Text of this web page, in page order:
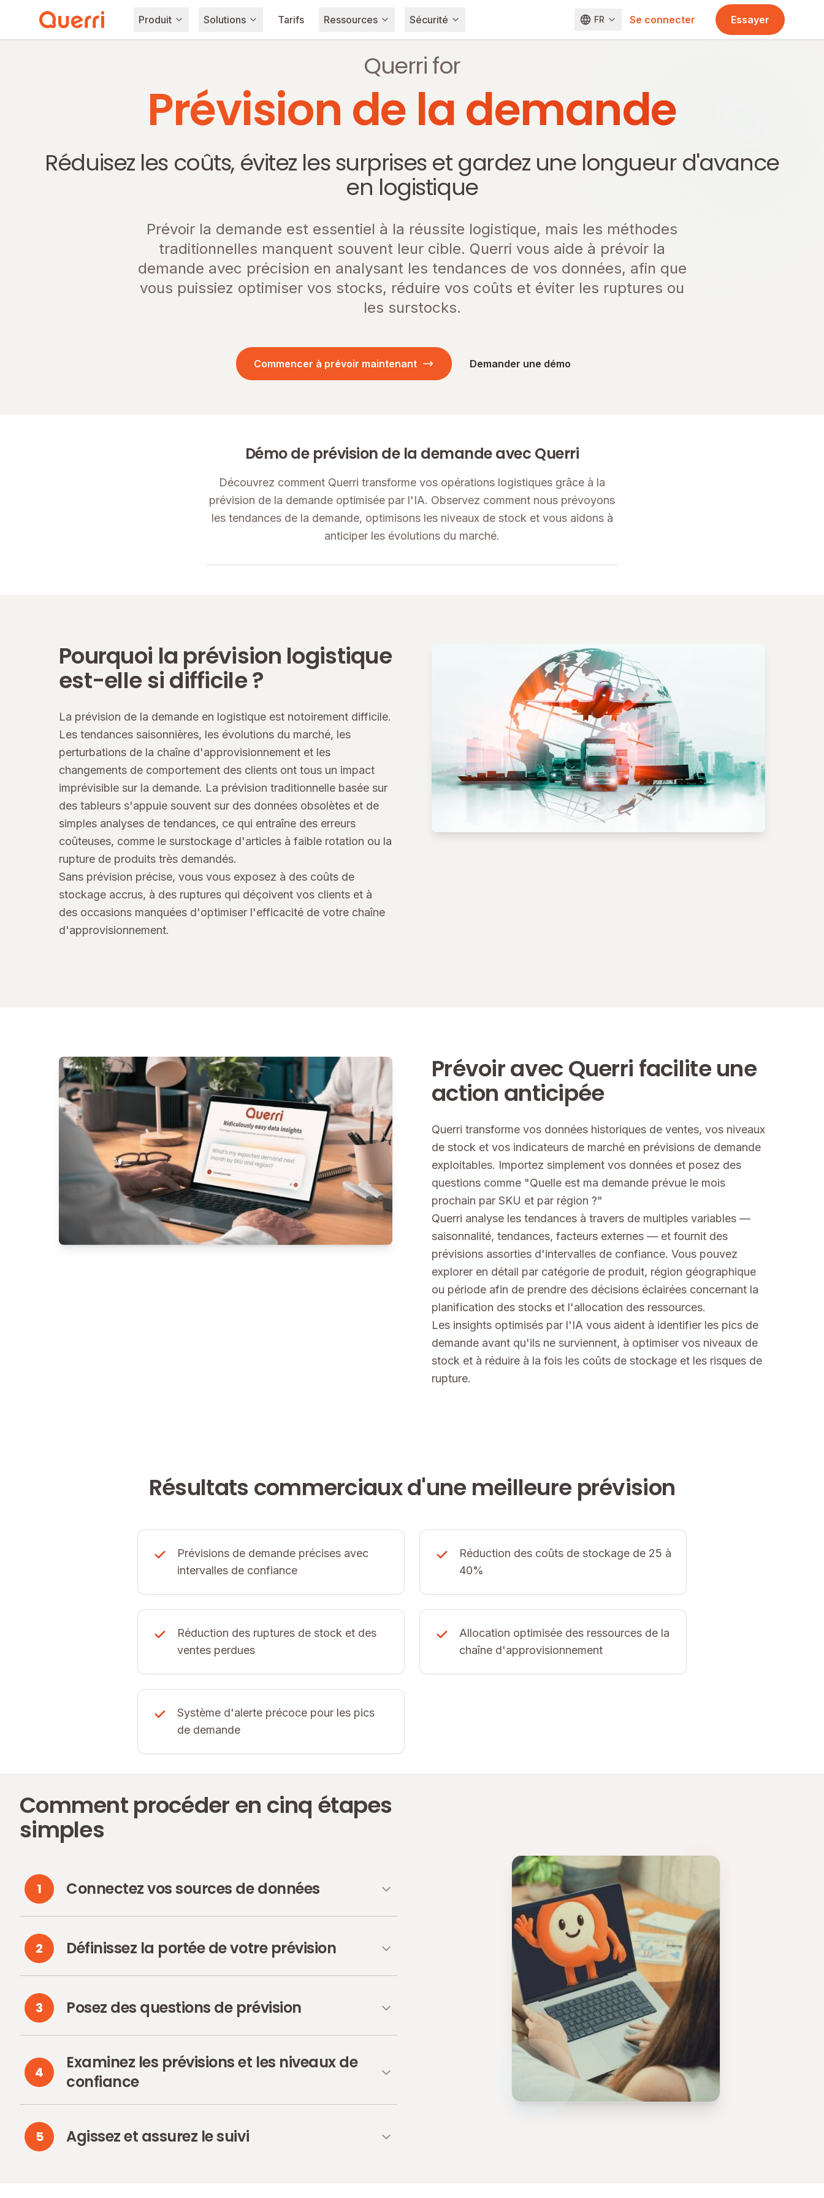
Produit Solutions Tarifs Ressources Sécurité FR Se connecter Essayer
Querri for
Prévision de la demande
Réduisez les coûts, évitez les surprises et gardez une longueur d'avance
en logistique
Prévoir la demande est essentiel à la réussite logistique, mais les méthodes
traditionnelles manquent souvent leur cible. Querri vous aide à prévoir la
demande avec précision en analysant les tendances de vos données, afin que
vous puissiez optimiser vos stocks, réduire vos coûts et éviter les ruptures ou
les surstocks.
Commencer à prévoir maintenant Demander une démo
Démo de prévision de la demande avec Querri
Découvrez comment Querri transforme vos opérations logistiques grâce à la
prévision de la demande optimisée par l'IA. Observez comment nous prévoyons
les tendances de la demande, optimisons les niveaux de stock et vous aidons à
anticiper les évolutions du marché.
Pourquoi la prévision logistique
est-elle si difficile ?
La prévision de la demande en logistique est notoirement difficile.
Les tendances saisonnières, les évolutions du marché, les
perturbations de la chaîne d'approvisionnement et les
changements de comportement des clients ont tous un impact
imprévisible sur la demande. La prévision traditionnelle basée sur
des tableurs s'appuie souvent sur des données obsolètes et de
simples analyses de tendances, ce qui entraîne des erreurs
coûteuses, comme le surstockage d'articles à faible rotation ou la
rupture de produits très demandés.
Sans prévision précise, vous vous exposez à des coûts de
stockage accrus, à des ruptures qui déçoivent vos clients et à
des occasions manquées d'optimiser l'efficacité de votre chaîne
d'approvisionnement.
Prévoir avec Querri facilite une
action anticipée
Querri transforme vos données historiques de ventes, vos niveaux
de stock et vos indicateurs de marché en prévisions de demande
exploitables. Importez simplement vos données et posez des
questions comme "Quelle est ma demande prévue le mois
prochain par SKU et par région ?"
Querri analyse les tendances à travers de multiples variables —
saisonnalité, tendances, facteurs externes — et fournit des
prévisions assorties d'intervalles de confiance. Vous pouvez
explorer en détail par catégorie de produit, région géographique
ou période afin de prendre des décisions éclairées concernant la
planification des stocks et l'allocation des ressources.
Les insights optimisés par l'IA vous aident à identifier les pics de
demande avant qu'ils ne surviennent, à optimiser vos niveaux de
stock et à réduire à la fois les coûts de stockage et les risques de
rupture.
Résultats commerciaux d'une meilleure prévision
Prévisions de demande précises avec
intervalles de confiance
Réduction des coûts de stockage de 25 à
40%
Réduction des ruptures de stock et des
ventes perdues
Allocation optimisée des ressources de la
chaîne d'approvisionnement
Système d'alerte précoce pour les pics
de demande
Comment procéder en cinq étapes
simples
1 Connectez vos sources de données
2 Définissez la portée de votre prévision
3 Posez des questions de prévision
4
Examinez les prévisions et les niveaux de
confiance
5 Agissez et assurez le suivi